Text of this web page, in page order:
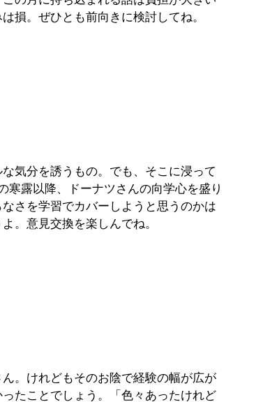
損。ぜひとも前向きに検討してね。
気分を誘うもの。でも、そこに浸って
寒露以降、ドーナツさんの向学心を盛り
さを学習でカバーしようと思うのかは
。意見交換を楽しんでね。
。けれどもそのお陰で経験の幅が広が
たことでしょう。「色々あったけれど